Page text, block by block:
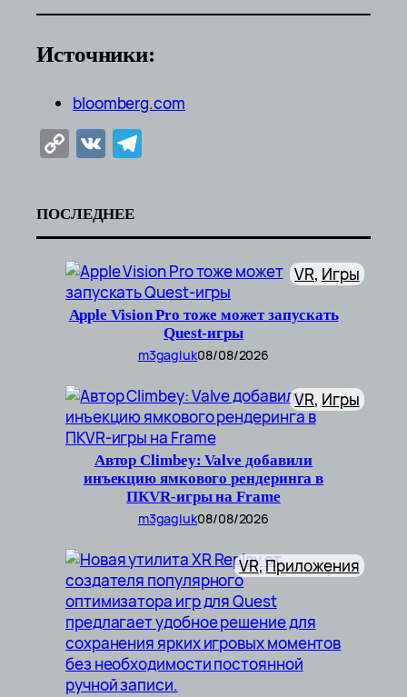
Источники:
bloomberg.com
Copy
VK
ПОСЛЕДНЕЕ
Apple Vision Pro тоже может запускать
Quest-игры
VR, Игры
m3gagluk08/08/2026
Автор Climbey: Valve добавили
инъекцию ямкового рендеринга в
ПКVR-игры на Frame
VR, Игры
m3gagluk08/08/2026
VR, Приложения